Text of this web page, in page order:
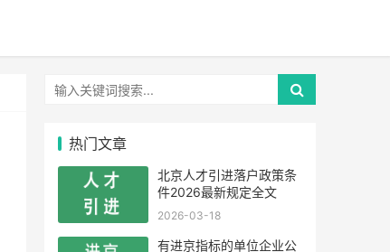
热门文章
北京人才引进落户政策条
件2026最新规定全文
2026-03-18
有进京指标的单位企业公